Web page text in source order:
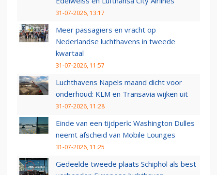
31-07-2026, 13:17
Meer passagiers en vracht op
Nederlandse luchthavens in tweede
kwartaal
31-07-2026, 11:57
Luchthavens Napels maand dicht voor
onderhoud: KLM en Transavia wijken uit
31-07-2026, 11:28
Einde van een tijdperk: Washington Dulles
neemt afscheid van Mobile Lounges
31-07-2026, 11:25
Gedeelde tweede plaats Schiphol als best